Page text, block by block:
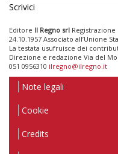
Scrivici
Editore Il Regno srl Registrazione
24.10.1957 Associato all’Unione
La testata usufruisce dei
Direzione e redazione Via del
051 0956310 ilregno@ilregno.it
Note legali
Cookie
Credits